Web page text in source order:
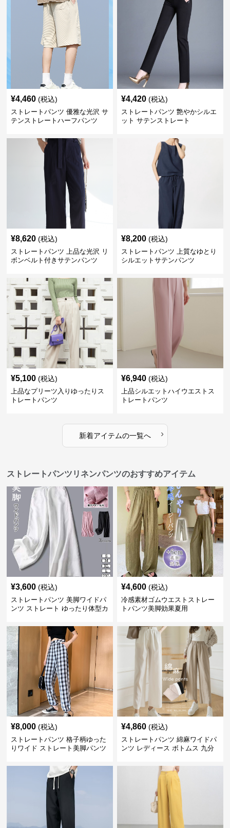
¥4,460 (税込)
ストレートパンツ 優雅な光沢 サ
テンストレートハーフパンツ
¥4,420 (税込)
ストレートパンツ 艶やかシルエ
ット サテンストレート
¥8,620 (税込)
ストレートパンツ 上品な光沢 リ
ボンベルト付きサテンパンツ
¥8,200 (税込)
ストレートパンツ 上質なゆとり
シルエットサテンパンツ
¥5,100 (税込)
上品なプリーツ入りゆったりス
トレートパンツ
¥6,940 (税込)
上品シルエットハイウエストス
トレートパンツ
新着アイテムの一覧へ ›
ストレートパンツリネンパンツのおすすめアイテム
¥3,600 (税込)
ストレートパンツ 美脚ワイドパ
ンツ ストレート ゆったり体型カ
¥4,600 (税込)
冷感素材ゴムウエストストレー
トパンツ美脚効果夏用
¥8,000 (税込)
ストレートパンツ 格子柄ゆった
りワイド ストレート美脚パンツ
¥4,860 (税込)
ストレートパンツ 綿麻ワイドパ
ンツ レディース ボトムス 九分